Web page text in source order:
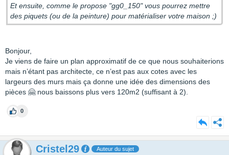
Et ensuite, comme le propose "gg0_150" vous pourrez mettre
des piquets (ou de la peinture) pour matérialiser votre maison ;)
Bonjour,
Je viens de faire un plan approximatif de ce que nous souhaiterions
mais n’étant pas architecte, ce n’est pas aux cotes avec les
largeurs des murs mais ça donne une idée des dimensions des
pièces 🤗 nous baissons plus vers 120m2 (suffisant à 2).
0
Cristel29 Auteur du sujet